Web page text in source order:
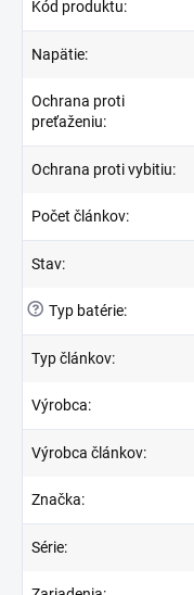
Kód produktu:
Napätie:
Ochrana proti
preťaženiu:
Ochrana proti vybitiu:
Počet článkov:
Stav:
? Typ batérie:
Typ článkov:
Výrobca:
Výrobca článkov:
Značka:
Série: